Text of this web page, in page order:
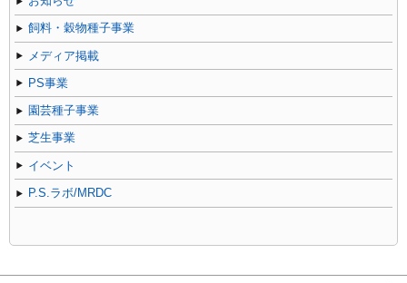
飼料・穀物種子事業
メディア掲載
PS事業
園芸種子事業
芝生事業
イベント
P.S.ラボ/MRDC